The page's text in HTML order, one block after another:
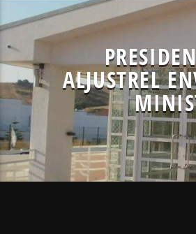
ALJUSTREL